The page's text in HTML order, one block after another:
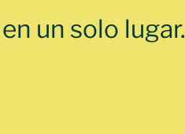
un solo lugar.